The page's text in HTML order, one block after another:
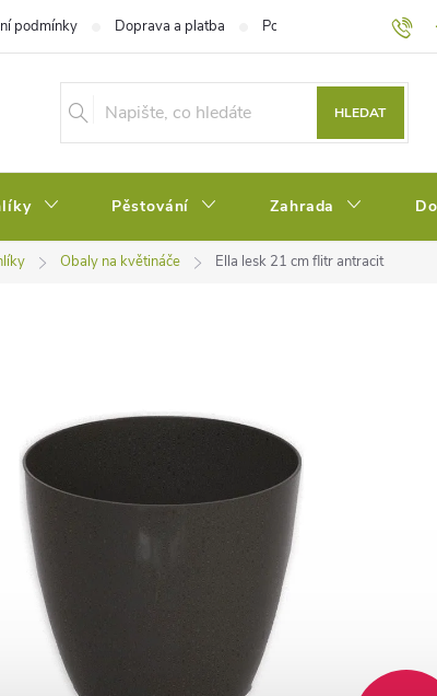
podmínky Doprava a platba Podmínky ochrany
HLEDAT
Pěstování Zahrada
Obaly na květináče Ella lesk 21 cm flitr antracit